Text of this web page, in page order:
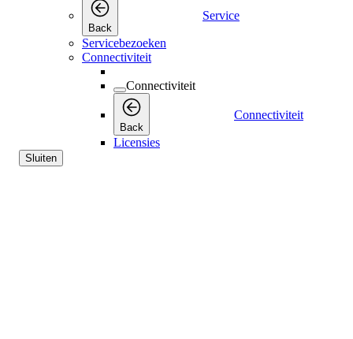
Back
Service
Servicebezoeken
Connectiviteit
Connectiviteit
Back
Connectiviteit
Licensies
Sluiten